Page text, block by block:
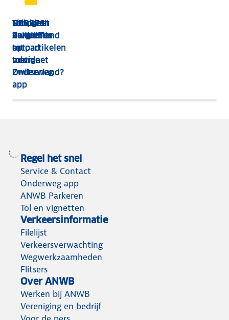
HEBBES!
Zorgeloos
op pad
met de
Onderweg
app
Tolvignet
Zwitserland
Shop van
dakkoffer
tot
tolvignet
Ook de
verplichte
autoartikelen
voor
Zwitserland?
Regel het snel
Service & Contact
Onderweg app
ANWB Parkeren
Tol en vignetten
Verkeersinformatie
Filelijst
Verkeersverwachting
Wegwerkzaamheden
Flitsers
Over ANWB
Werken bij ANWB
Vereniging en bedrijf